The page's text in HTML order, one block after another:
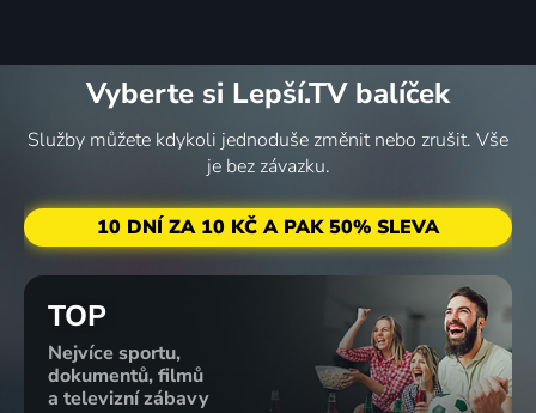
Vyberte si Lepší.TV balíček
Služby můžete kdykoli jednoduše změnit nebo zrušit. Vše
je bez závazku.
10 DNÍ ZA 10 KČ A PAK 50% SLEVA
TOP
Nejvíce sportu,
dokumentů, filmů
a televizní zábavy